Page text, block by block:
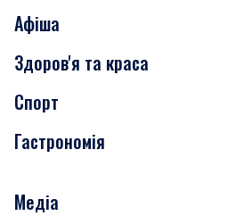
Афіша
Сьогодні
Завтра
Субота
Здоров'я та краса
Медицина
Краса
Спорт
Гастрономія
Рецепти
Медіа